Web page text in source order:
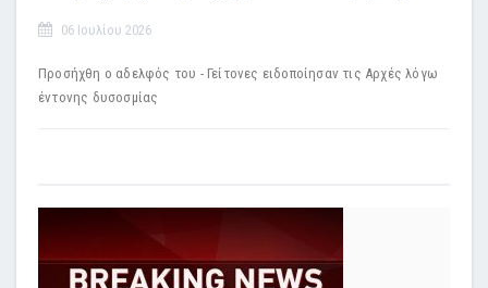
06 Ιουλίου 2026
Προσήχθη ο αδελφός του - Γείτονες ειδοποίησαν τις Αρχές λόγω
έντονης δυσοσμίας